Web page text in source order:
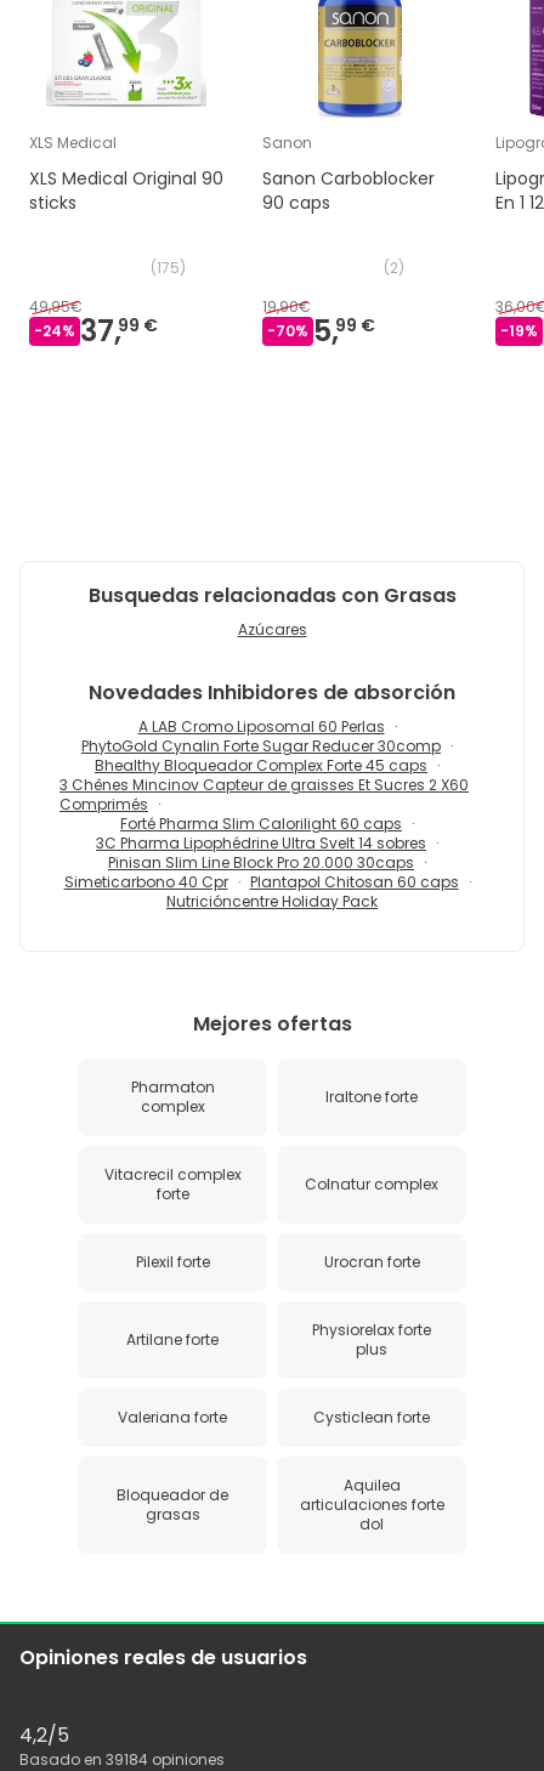
XLS Medical
XLS Medical Original 90
sticks
(175)
49,95€
-24% 37,99 €
Sanon
Sanon Carboblocker
90 caps
(2)
19,90€
-70% 5,99 €
En 1
-19%
Busquedas relacionadas con Grasas
Azúcares
Novedades Inhibidores de absorción
A LAB Cromo Liposomal 60 Perlas
PhytoGold Cynalin Forte Sugar Reducer 30comp
Bhealthy Bloqueador Complex Forte 45 caps
3 Chênes Mincinov Capteur de graisses Et Sucres 2 X60
Comprimés
Forté Pharma Slim Calorilight 60 caps
3C Pharma Lipophédrine Ultra Svelt 14 sobres
Pinisan Slim Line Block Pro 20.000 30caps
Simeticarbono 40 Cpr
Plantapol Chitosan 60 caps
Nutricióncentre Holiday Pack
Mejores ofertas
Pharmaton
complex
Iraltone forte
Vitacrecil complex
forte
Colnatur complex
Pilexil forte Urocran forte
Artilane forte
Physiorelax forte
plus
Valeriana forte Cysticlean forte
Bloqueador de
grasas
Aquilea
articulaciones forte
dol
Opiniones reales de usuarios
4,2/5
Basado en 39184 opiniones